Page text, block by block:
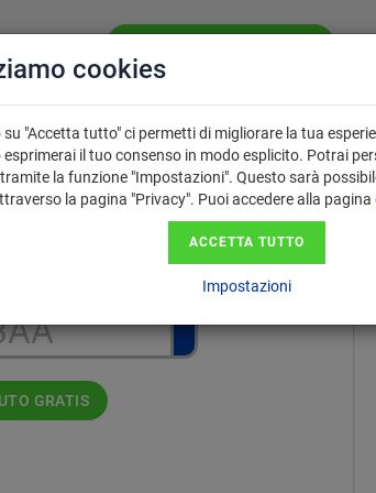
PERCHÉ USARE
IL VALUTATORE?
formato AA123AA.
GRATIS
cookies
su "Accetta tutto" ci permetti di migliorare la tua
esprimerai il tuo consenso in modo esplicito. Potrai
la funzione "Impostazioni". Questo sarà
la pagina "Privacy". Puoi accedere alla pagina
ACCETTA TUTTO
Impostazioni